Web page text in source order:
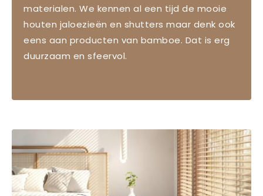
materialen. We kennen al een tijd de mooie
houten jaloezieën en shutters maar denk ook
eens aan producten van bamboe. Dat is erg
duurzaam en sfeervol.